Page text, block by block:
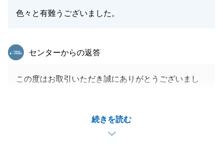
色々と有難うございました。
続きを読む
東急リバブル
センターからの返答
この度はお取引いただき誠にありがとうございまし
最終的にお客様にご納得いただける形で売却を完了で